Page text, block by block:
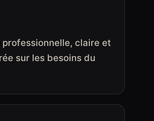
claire et
sur les besoins du